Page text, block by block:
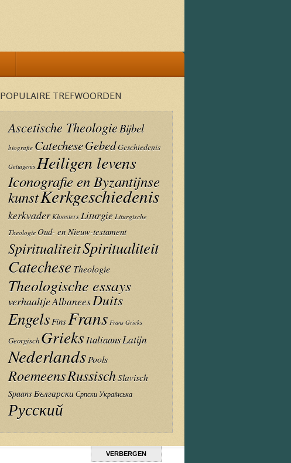
POPULAIRE TREFWOORDEN
Ascetische TheologieBijbel
biografie CatecheseGebedGeschiedenis
Getuigenis Heiligen levens
Iconografie en Byzantijnse
kunstKerkgeschiedenis
kerkvader KloostersLiturgie Liturgische
Theologie Oud- en Nieuw-testament
SpiritualiteitSpiritualiteit
Catechese Theologie
Theologische essays
verhaaltjeAlbaneesDuits
EngelsFinsFrans Frans Grieks
Georgisch Grieks ItaliaansLatijn
NederlandsPools
RoemeensRussischSlavisch
SpaansБългарски Српски Украïнська
Русский
VERBERGEN